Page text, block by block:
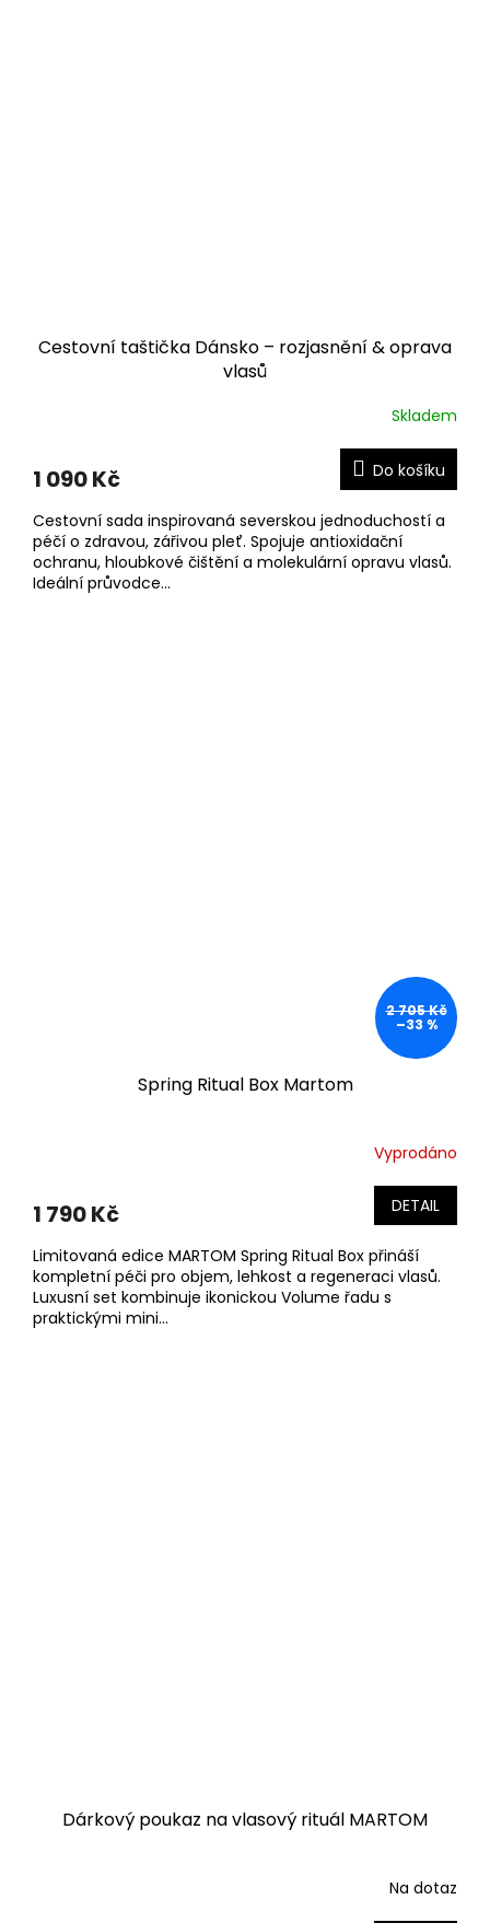
Cestovní taštička Dánsko – rozjasnění & oprava
vlasů
Skladem
1 090 Kč Do košíku
Cestovní sada inspirovaná severskou jednoduchostí a
péčí o zdravou, zářivou pleť. Spojuje antioxidační
ochranu, hloubkové čištění a molekulární opravu vlasů.
Ideální průvodce...
2 705 Kč
–33 %
Spring Ritual Box Martom
Vyprodáno
1 790 Kč DETAIL
Limitovaná edice MARTOM Spring Ritual Box přináší
kompletní péči pro objem, lehkost a regeneraci vlasů.
Luxusní set kombinuje ikonickou Volume řadu s
praktickými mini...
Dárkový poukaz na vlasový rituál MARTOM
Na dotaz